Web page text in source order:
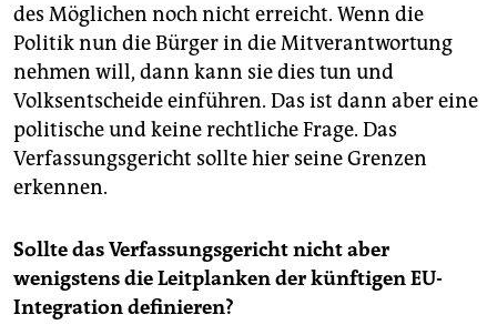
des Möglichen noch nicht erreicht. Wenn die
Politik nun die Bürger in die Mitverantwortung
nehmen will, dann kann sie dies tun und
Volksentscheide einführen. Das ist dann aber eine
politische und keine rechtliche Frage. Das
Verfassungsgericht sollte hier seine Grenzen
erkennen.
Sollte das Verfassungsgericht nicht aber
wenigstens die Leitplanken der künftigen EU-
Integration definieren?